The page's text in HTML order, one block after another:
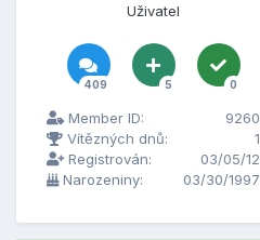
Uživatel
409 5 0
Member ID:
9260
Vítězných dnů:
1
Registrován:
03/05/12
Narozeniny:
03/30/1997